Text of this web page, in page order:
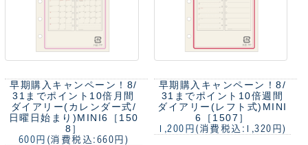
早期購入キャンペーン！8/
31までポイント10倍 月間
ダイアリー(カレンダー式/
日曜日始まり)MINI6［150
8］
600円 (消費税込:660円)
早期購入キャンペーン！8/
31までポイント10倍週間
ダイアリー(レフト式)MINI
6［1507］
1,200円 (消費税込:1,320円)